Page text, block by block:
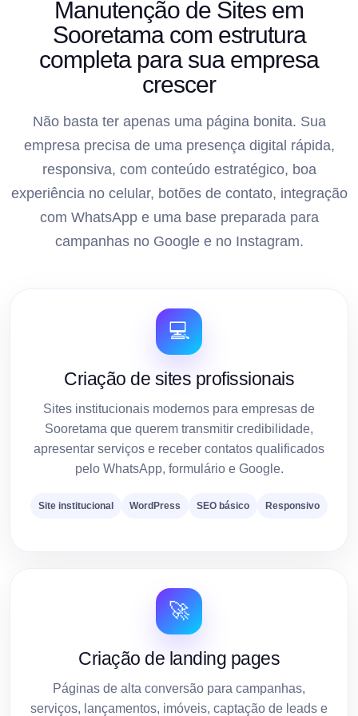
Manutenção de Sites em
Sooretama com estrutura
completa para sua empresa
crescer
Não basta ter apenas uma página bonita. Sua
empresa precisa de uma presença digital rápida,
responsiva, com conteúdo estratégico, boa
experiência no celular, botões de contato, integração
com WhatsApp e uma base preparada para
campanhas no Google e no Instagram.
💻
Criação de sites profissionais
Sites institucionais modernos para empresas de
Sooretama que querem transmitir credibilidade,
apresentar serviços e receber contatos qualificados
pelo WhatsApp, formulário e Google.
Site institucional WordPress SEO básico Responsivo
🚀
Criação de landing pages
Páginas de alta conversão para campanhas,
serviços, lançamentos, imóveis, captação de leads e